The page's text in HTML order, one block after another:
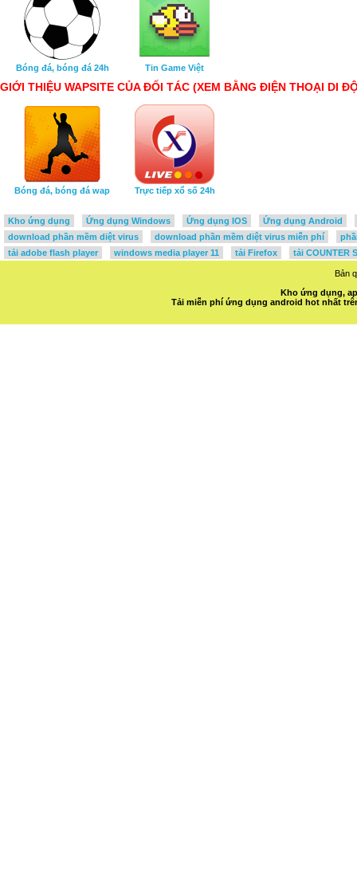
Bóng đá, bóng đá 24h Tin Game Việt
GIỚI THIỆU WAPSITE CỦA ĐỐI TÁC (XEM BẰNG ĐIỆN THOẠI DI
Bóng đá, bóng đá wap Trực tiếp xổ số 24h
Kho ứng dụng Ứng dụng Windows Ứng dụng IOS
Ứng dụng Android
download phần mềm diệt virus
download phần mềm diệt virus miễn phí
tải adobe flash player
windows media player 11 tải Firefox tải COUNTER
Bản
Kho ứng dụng,
Tải miễn phí ứng dụng android hot nhất